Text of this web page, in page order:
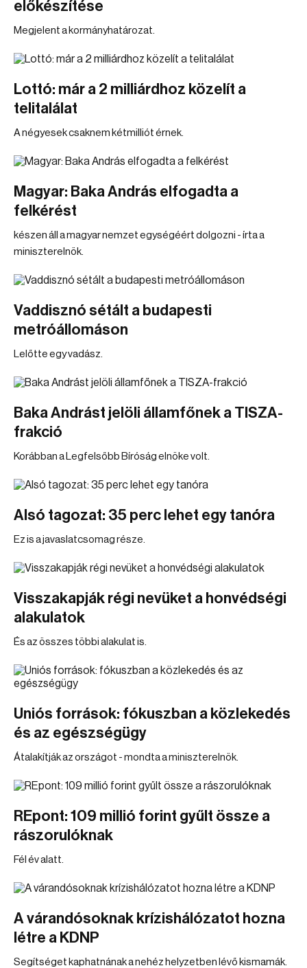
előkészítése
Megjelent a kormányhatározat.
Lottó: már a 2 milliárdhoz közelít a
telitalálat
A négyesek csaknem kétmilliót érnek.
Magyar: Baka András elfogadta a
felkérést
készen áll a magyar nemzet egységéért dolgozni - írta a
miniszterelnök.
Vaddisznó sétált a budapesti
metróállomáson
Lelőtte egy vadász.
Baka Andrást jelöli államfőnek a TISZA-
frakció
Korábban a Legfelsőbb Bíróság elnöke volt.
Alsó tagozat: 35 perc lehet egy tanóra
Ez is a javaslatcsomag része.
Visszakapják régi nevüket a honvédségi
alakulatok
És az összes többi alakulat is.
Uniós források: fókuszban a közlekedés
és az egészségügy
Átalakítják az országot - mondta a miniszterelnök.
REpont: 109 millió forint gyűlt össze a
rászorulóknak
Fél év alatt.
A várandósoknak krízishálózatot hozna
létre a KDNP
Segítséget kaphatnának a nehéz helyzetben lévő kismamák.